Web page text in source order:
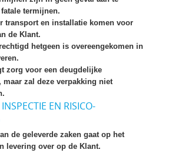
termijnen.
transport en installatie komen voor
de Klant.
hetgeen is overeengekomen in
zorg voor een deugdelijke
maar zal deze verpakking niet
EN RISICO-
de geleverde zaken gaat op het
levering over op de Klant.